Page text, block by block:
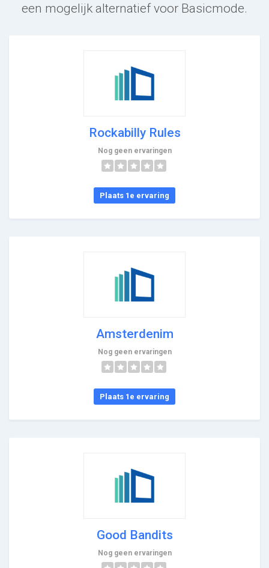
een mogelijk alternatief voor Basicmode.
Rockabilly Rules
Nog geen ervaringen
Plaats 1e ervaring
Amsterdenim
Nog geen ervaringen
Plaats 1e ervaring
Good Bandits
Nog geen ervaringen